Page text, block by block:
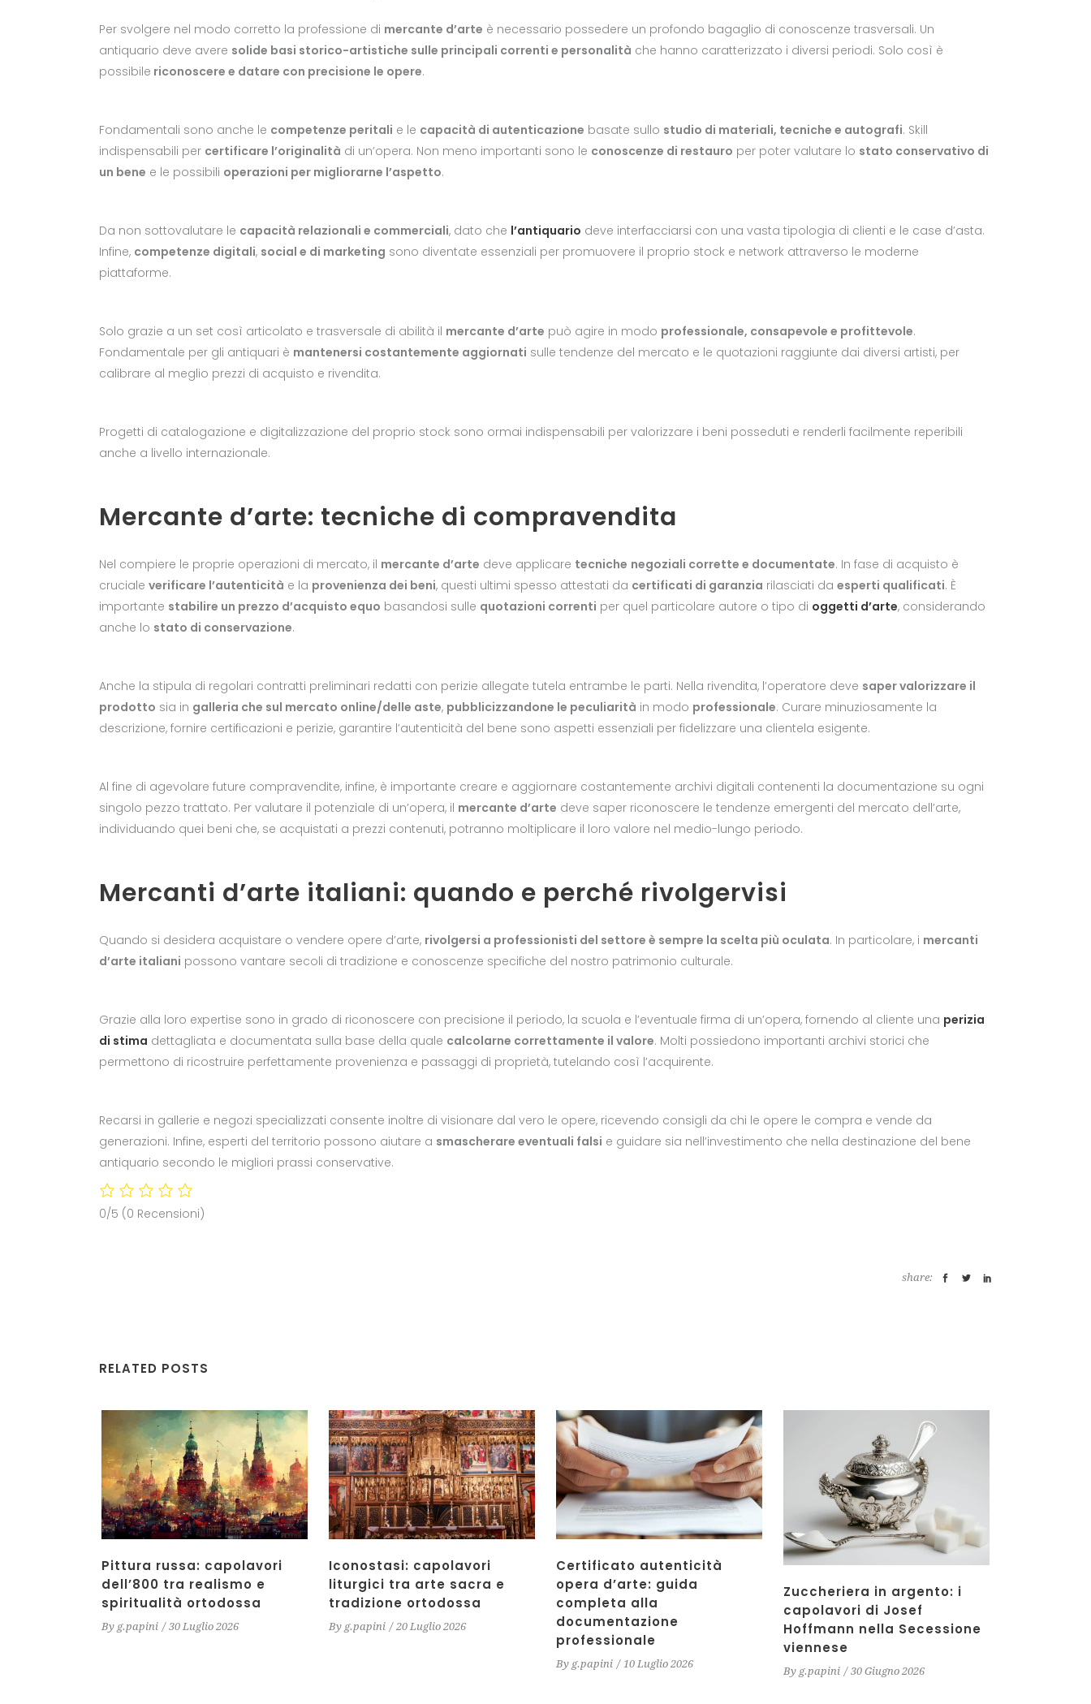
Per svolgere nel modo corretto la professione di mercante d’arte è necessario possedere un profondo bagaglio di conoscenze trasversali. Un
antiquario deve avere solide basi storico-artistiche sulle principali correnti e personalità che hanno caratterizzato i diversi periodi. Solo così è
possibile riconoscere e datare con precisione le opere.
Fondamentali sono anche le competenze peritali e le capacità di autenticazione basate sullo studio di materiali, tecniche e autografi. Skill
indispensabili per certificare l’originalità di un’opera. Non meno importanti sono le conoscenze di restauro per poter valutare lo stato conservativo di
un bene e le possibili operazioni per migliorarne l’aspetto.
Da non sottovalutare le capacità relazionali e commerciali, dato che l’antiquario deve interfacciarsi con una vasta tipologia di clienti e le case d’asta.
Infine, competenze digitali, social e di marketing sono diventate essenziali per promuovere il proprio stock e network attraverso le moderne
piattaforme.
Solo grazie a un set così articolato e trasversale di abilità il mercante d’arte può agire in modo professionale, consapevole e profittevole.
Fondamentale per gli antiquari è mantenersi costantemente aggiornati sulle tendenze del mercato e le quotazioni raggiunte dai diversi artisti, per
calibrare al meglio prezzi di acquisto e rivendita.
Progetti di catalogazione e digitalizzazione del proprio stock sono ormai indispensabili per valorizzare i beni posseduti e renderli facilmente reperibili
anche a livello internazionale.
Mercante d’arte: tecniche di compravendita
Nel compiere le proprie operazioni di mercato, il mercante d’arte deve applicare tecniche negoziali corrette e documentate. In fase di acquisto è
cruciale verificare l’autenticità e la provenienza dei beni, questi ultimi spesso attestati da certificati di garanzia rilasciati da esperti qualificati. È
importante stabilire un prezzo d’acquisto equo basandosi sulle quotazioni correnti per quel particolare autore o tipo di oggetti d’arte, considerando
anche lo stato di conservazione.
Anche la stipula di regolari contratti preliminari redatti con perizie allegate tutela entrambe le parti. Nella rivendita, l’operatore deve saper valorizzare il
prodotto sia in galleria che sul mercato online/delle aste, pubblicizzandone le peculiarità in modo professionale. Curare minuziosamente la
descrizione, fornire certificazioni e perizie, garantire l’autenticità del bene sono aspetti essenziali per fidelizzare una clientela esigente.
Al fine di agevolare future compravendite, infine, è importante creare e aggiornare costantemente archivi digitali contenenti la documentazione su ogni
singolo pezzo trattato. Per valutare il potenziale di un’opera, il mercante d’arte deve saper riconoscere le tendenze emergenti del mercato dell’arte,
individuando quei beni che, se acquistati a prezzi contenuti, potranno moltiplicare il loro valore nel medio-lungo periodo.
Mercanti d’arte italiani: quando e perché rivolgervisi
Quando si desidera acquistare o vendere opere d’arte, rivolgersi a professionisti del settore è sempre la scelta più oculata. In particolare, i mercanti
d’arte italiani possono vantare secoli di tradizione e conoscenze specifiche del nostro patrimonio culturale.
Grazie alla loro expertise sono in grado di riconoscere con precisione il periodo, la scuola e l’eventuale firma di un’opera, fornendo al cliente una perizia
di stima dettagliata e documentata sulla base della quale calcolarne correttamente il valore. Molti possiedono importanti archivi storici che
permettono di ricostruire perfettamente provenienza e passaggi di proprietà, tutelando così l’acquirente.
Recarsi in gallerie e negozi specializzati consente inoltre di visionare dal vero le opere, ricevendo consigli da chi le opere le compra e vende da
generazioni. Infine, esperti del territorio possono aiutare a smascherare eventuali falsi e guidare sia nell’investimento che nella destinazione del bene
antiquario secondo le migliori prassi conservative.
0/5 (0 Recensioni)
share:
RELATED POSTS
Pittura russa: capolavori
dell’800 tra realismo e
spiritualità ortodossa
By g.papini 30 Luglio 2026
Iconostasi: capolavori
liturgici tra arte sacra e
tradizione ortodossa
By g.papini 20 Luglio 2026
Certificato autenticità
opera d’arte: guida
completa alla
documentazione
professionale
By g.papini 10 Luglio 2026
Zuccheriera in argento: i
capolavori di Josef
Hoffmann nella Secessione
viennese
By g.papini 30 Giugno 2026